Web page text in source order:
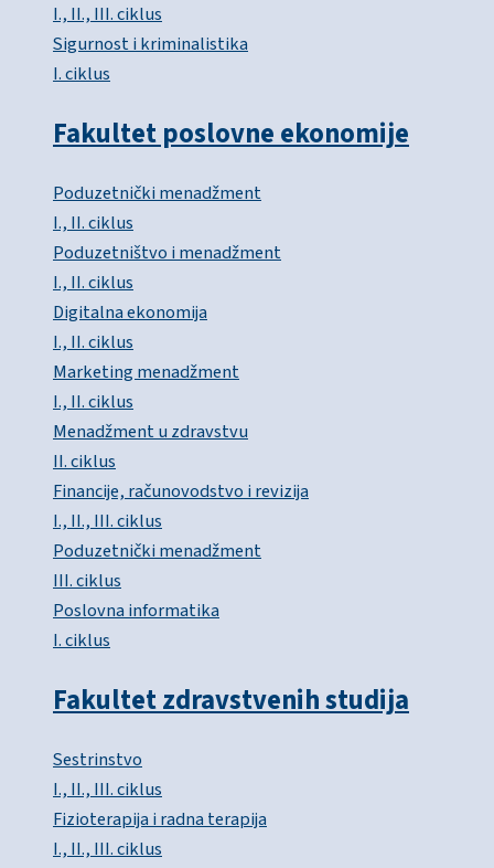
I., II., III. ciklus
Sigurnost i kriminalistika
I. ciklus
Fakultet poslovne ekonomije
Poduzetnički menadžment
I., II. ciklus
Poduzetništvo i menadžment
I., II. ciklus
Digitalna ekonomija
I., II. ciklus
Marketing menadžment
I., II. ciklus
Menadžment u zdravstvu
II. ciklus
Financije, računovodstvo i revizija
I., II., III. ciklus
Poduzetnički menadžment
III. ciklus
Poslovna informatika
I. ciklus
Fakultet zdravstvenih studija
Sestrinstvo
I., II., III. ciklus
Fizioterapija i radna terapija
I., II., III. ciklus